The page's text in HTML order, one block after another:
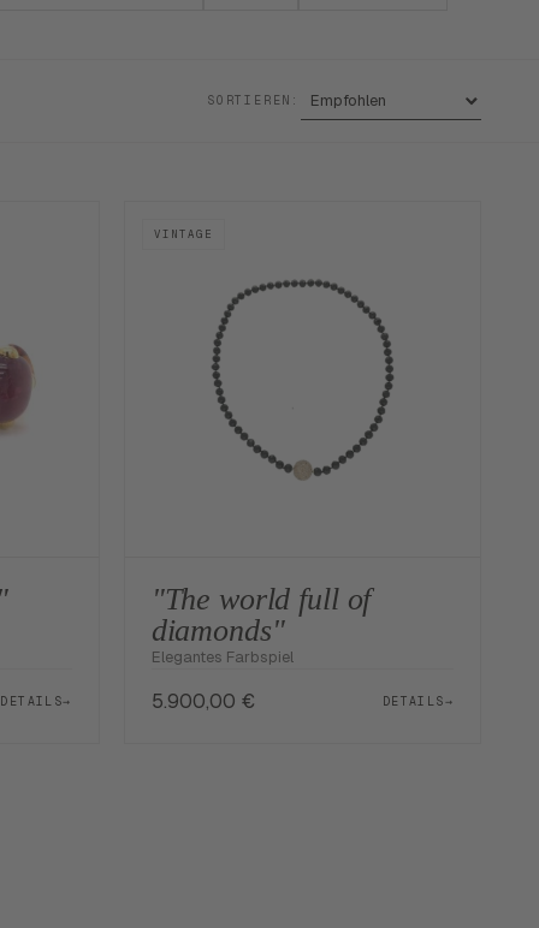
SORTIEREN:
DETAILS→
VINTAGE
"The world full of
diamonds"
Elegantes Farbspiel
5.900,00 € DETAILS→